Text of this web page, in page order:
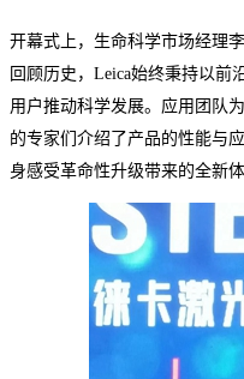
开幕式上，生命科学市场经理
回顾历史， Leica始终秉持以前
用户推动科学发展。应用团队
的专家们介绍了产品的性能与
身感受革命性升级带来的全新体